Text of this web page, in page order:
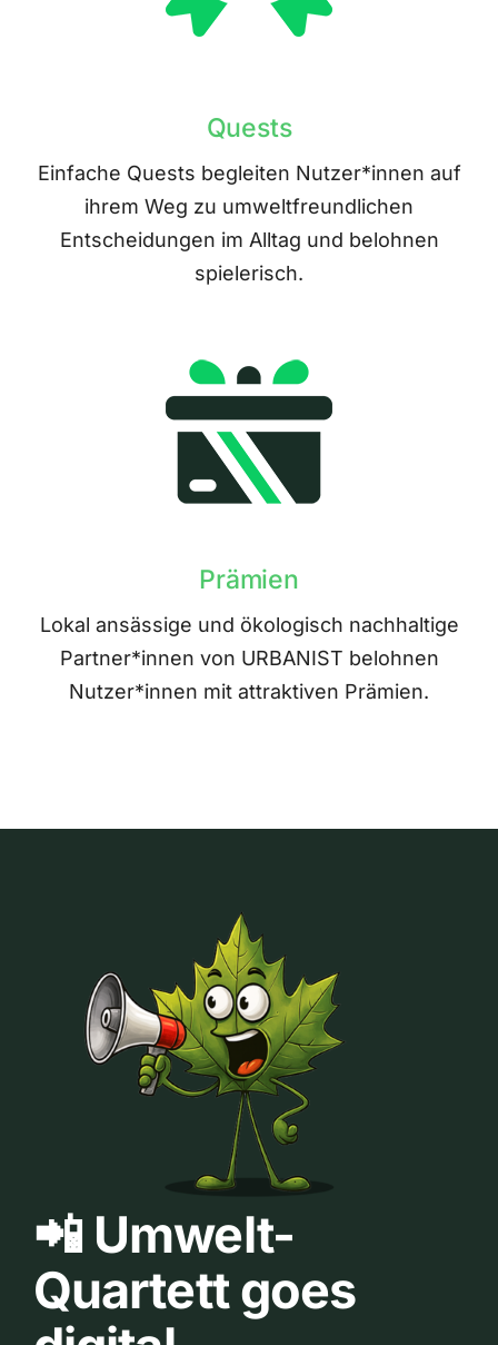
Quests
Einfache Quests begleiten Nutzer*innen auf
ihrem Weg zu umweltfreundlichen
Entscheidungen im Alltag und belohnen
spielerisch.
Prämien
Lokal ansässige und ökologisch nachhaltige
Partner*innen von URBANIST belohnen
Nutzer*innen mit attraktiven Prämien.
📲 Umwelt-
Quartett goes